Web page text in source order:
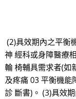
(2)具效期內之平衡
神 經科或身障醫療
輪 椅輔具需求者(如
及疼痛 03 平衡機能
診 斷書)。 (3)具效